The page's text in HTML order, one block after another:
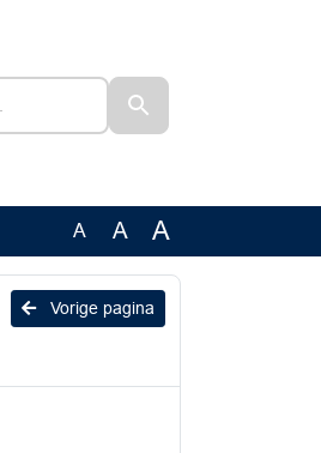
A A A
Vorige pagina